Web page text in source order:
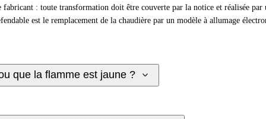
: toute transformation doit être couverte par la notice et réalisée
est le remplacement de la chaudière par un modèle à allumage
que la flamme est jaune ?